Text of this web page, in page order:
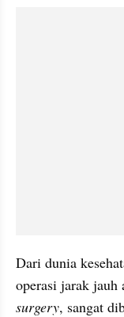
Dari dunia
operasi jarak jauh
surgery, sangat